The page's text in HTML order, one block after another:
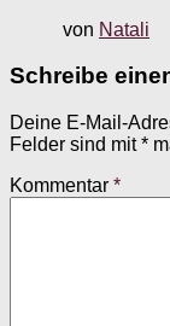
von Natali
Schreibe
Deine E-Mail-
Felder sind mit*
Kommentar *